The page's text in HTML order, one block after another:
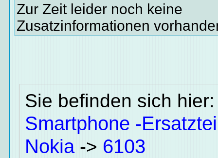
Zur Zeit leider noch keine
Zusatzinformationen
Sie befinden sich
Smartphone -
Nokia-> 6103